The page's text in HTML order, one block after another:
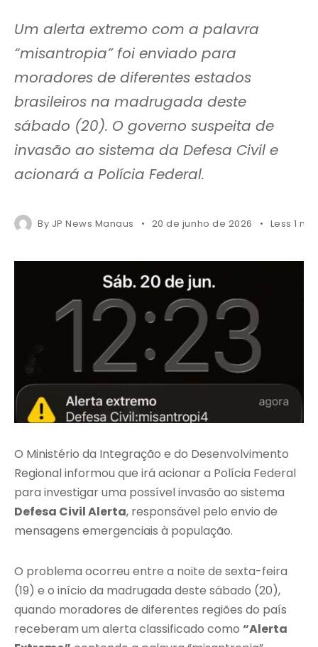
Um alerta extremo com a palavra
“misantropia” foi enviado para
moradores de diferentes estados
brasileiros na madrugada deste
sábado (20). O governo suspeita de
invasão ao sistema da Defesa Civil e
acionará a Polícia Federal.
By JP News Manaus 20 de junho de 2026 Less 1
O Ministério da Integração e do Desenvolvimento
Regional informou que irá acionar a Polícia Federal
para investigar uma possível invasão ao sistema
Defesa Civil Alerta, responsável pelo envio de
mensagens emergenciais à população.
O problema ocorreu entre a noite de sexta-feira
(19) e o início da madrugada deste sábado (20),
quando moradores de diferentes regiões do país
receberam um alerta classificado como “Alerta